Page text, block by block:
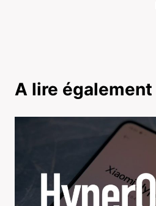
A lire également